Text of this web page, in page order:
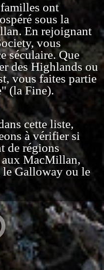
ont
sous la
En rejoignant
vous
séculaire. Que
des Highlands ou
vous faites partie
(la Fine).
cette liste,
à vérifier si
de régions
MacMillan,
le Galloway ou le